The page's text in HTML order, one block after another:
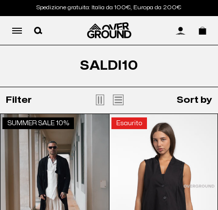
Spedizione gratuita: Italia da 100€, Europa da 200€
LOG IN
SALDI10
Filter Sort by
SUMMER SALE 10% Esaurito